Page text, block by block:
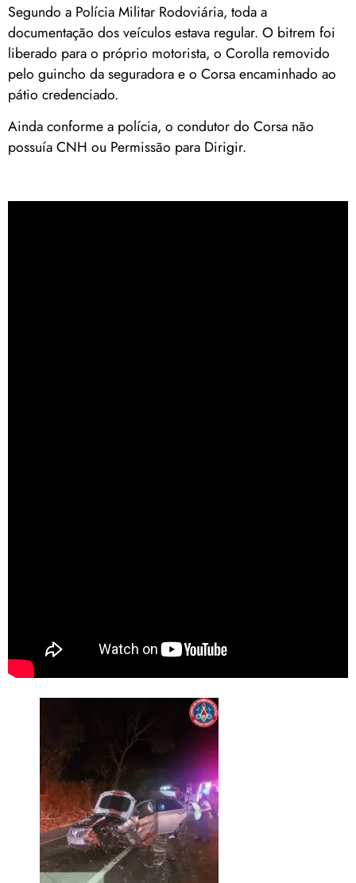
Segundo a Polícia Militar Rodoviária, toda a
documentação dos veículos estava regular. O bitrem foi
liberado para o próprio motorista, o Corolla removido
pelo guincho da seguradora e o Corsa encaminhado ao
pátio credenciado.
Ainda conforme a polícia, o condutor do Corsa não
possuía CNH ou Permissão para Dirigir.